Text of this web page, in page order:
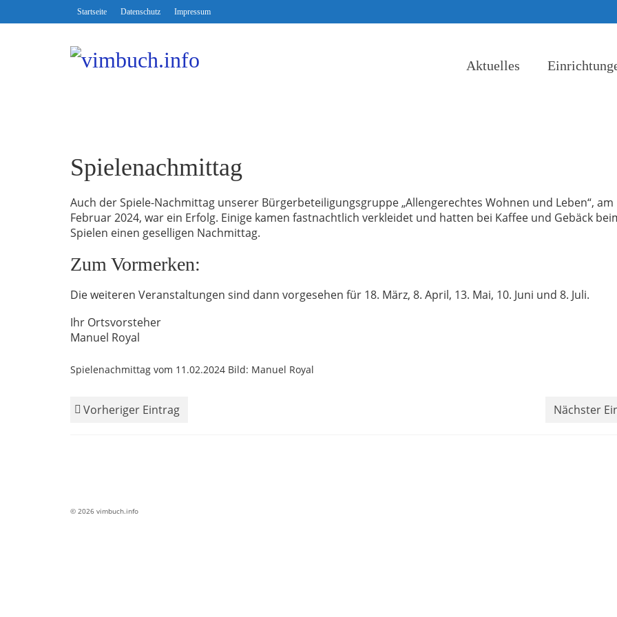
Startseite Datenschutz Impressum
Aktuelles
Spielenachmittag
Auch der Spiele-Nachmittag unserer Bürgerbeteiligungsgruppe „Allengerechtes Wohnen und Leben“, am
Februar 2024, war ein Erfolg. Einige kamen fastnachtlich verkleidet und hatten bei Kaffee und Gebäck
Spielen einen geselligen Nachmittag.
Zum Vormerken:
Die weiteren Veranstaltungen sind dann vorgesehen für 18. März, 8. April, 13. Mai, 10. Juni und 8. Juli.
Ihr Ortsvorsteher
Manuel Royal
Spielenachmittag vom 11.02.2024 Bild: Manuel Royal
Vorheriger Eintrag Nächster
© 2026 vimbuch.info